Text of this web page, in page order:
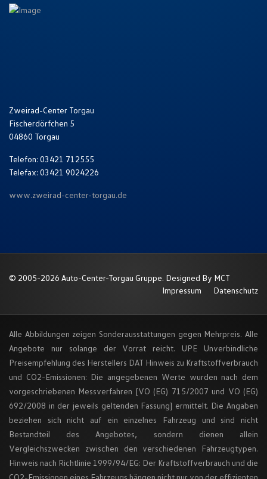
Zweirad-Center Torgau
Fischerdörfchen 5
04860 Torgau
Telefon: 03421 712555
Telefax: 03421 9024226
www.zweirad-center-torgau.de
© 2005-2026 Auto-Center-Torgau Gruppe. Designed By MCT
Impressum
Datenschutz
Alle Abbildungen zeigen Sonderausstattungen gegen Mehrpreis. Alle
Angebote nur solange der Vorrat reicht. UPE Unverbindliche
Preisempfehlung des Herstellers DAT Hinweis zu Kraftstoffverbrauch
und CO2-Emissionen: Die angegebenen Werte wurden nach dem
vorgeschriebenen Messverfahren [VO (EG) 715/2007 und VO (EG)
692/2008 in der jeweils geltenden Fassung] ermittelt. Die Angaben
beziehen sich nicht auf ein einzelnes Fahrzeug und sind nicht
Bestandteil des Angebotes, sondern dienen allein
Vergleichszwecken zwischen den verschiedenen Fahrzeugtypen.
Hinweis nach Richtlinie 1999/94/EG: Der Kraftstoffverbrauch und die
CO2-Emissionen eines Fahrzeugs hängen nicht nur von der effizienten